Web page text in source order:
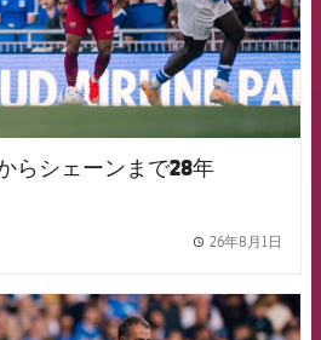
らシェーンまで28年
26年8月1日
FCB Barcelona badge